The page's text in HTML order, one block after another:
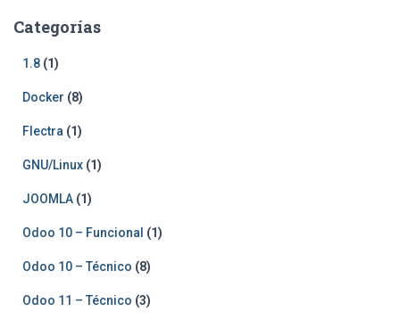
Categorías
1.8 (1)
Docker (8)
Flectra (1)
GNU/Linux (1)
JOOMLA (1)
Odoo 10 – Funcional (1)
Odoo 10 – Técnico (8)
Odoo 11 – Técnico (3)